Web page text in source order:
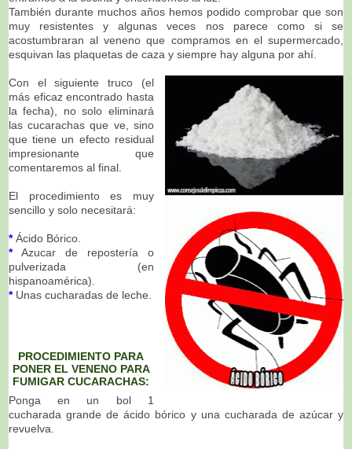
También durante muchos años hemos podido comprobar que son
muy resistentes y algunas veces nos parece como si se
acostumbraran al veneno que compramos en el supermercado,
esquivan las plaquetas de caza y siempre hay alguna por ahí.
Con el siguiente truco (el
más eficaz encontrado hasta
la fecha), no solo eliminará
las cucarachas que ve, sino
que tiene un efecto residual
impresionante que
comentaremos al final.
El procedimiento es muy
sencillo y solo necesitará:
*Ácido Bórico.
*Azucar de repostería o
pulverizada (en
hispanoamérica).
*Unas cucharadas de leche.
PROCEDIMIENTO PARA
PONER EL VENENO PARA
FUMIGAR CUCARACHAS:
Ponga en un bol 1
cucharada grande de ácido bórico y una cucharada de azúcar y
revuelva.